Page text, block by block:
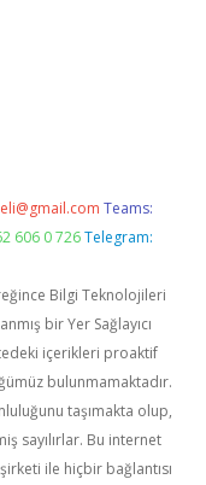
Teams:
606 0 726 Telegram:
Bilgi Teknolojileri
bir Yer Sağlayıcı
içerikleri proaktif
bulunmamaktadır.
taşımakta olup,
sayılırlar. Bu internet
ile hiçbir bağlantısı